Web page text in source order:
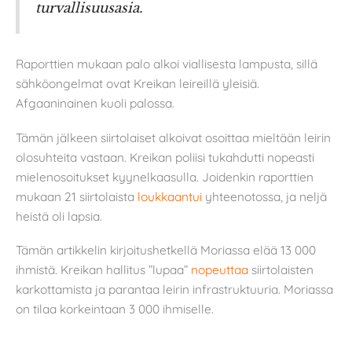
turvallisuusasia.
Raporttien mukaan palo alkoi viallisesta lampusta, sillä
sähköongelmat ovat Kreikan leireillä yleisiä.
Afgaaninainen kuoli palossa.
Tämän jälkeen siirtolaiset alkoivat osoittaa mieltään leirin
olosuhteita vastaan. Kreikan poliisi tukahdutti nopeasti
mielenosoitukset kyynelkaasulla. Joidenkin raporttien
mukaan 21 siirtolaista loukkaantui yhteenotossa, ja neljä
heistä oli lapsia.
Tämän artikkelin kirjoitushetkellä Moriassa elää 13 000
ihmistä. Kreikan hallitus ”lupaa” nopeuttaa siirtolaisten
karkottamista ja parantaa leirin infrastruktuuria. Moriassa
on tilaa korkeintaan 3 000 ihmiselle.